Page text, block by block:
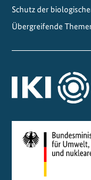
Schutz der
Übergreifende